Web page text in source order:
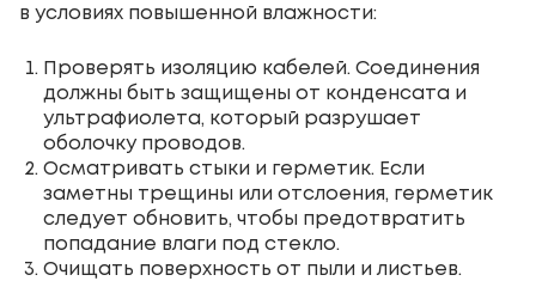
в условиях повышенной влажности:
Проверять изоляцию кабелей. Соединения
должны быть защищены от конденсата и
ультрафиолета, который разрушает
оболочку проводов.
Осматривать стыки и герметик. Если
заметны трещины или отслоения, герметик
следует обновить, чтобы предотвратить
попадание влаги под стекло.
Очищать поверхность от пыли и листьев.